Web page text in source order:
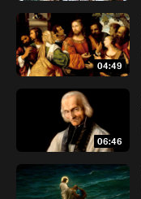
04:49
06:46